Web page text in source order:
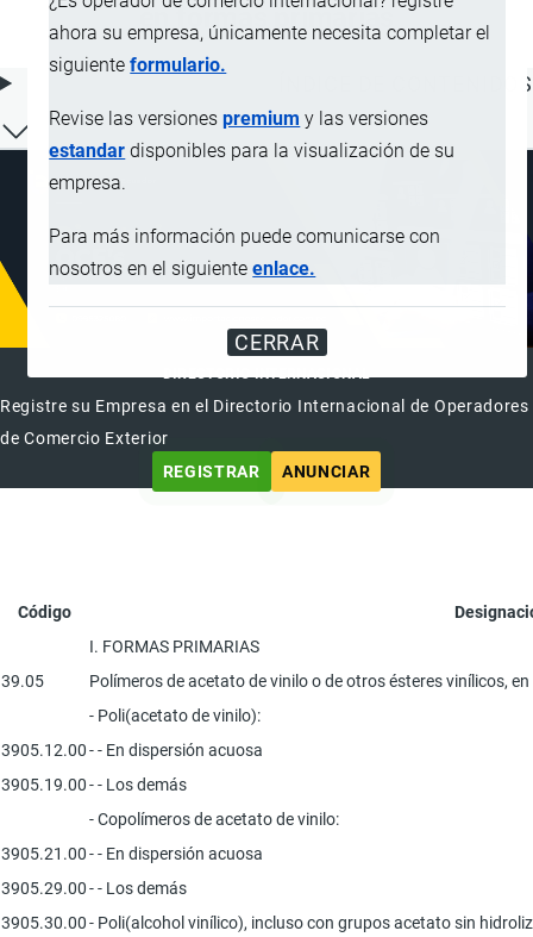
ahora su empresa, únicamente necesita completar el
siguienteformulario.
Revise las versionespremium y las versiones
estandar disponibles para la visualización de su
empresa.
Para más información puede comunicarse con
nosotros en el siguienteenlace.
CERRAR
en formas primarias
ÍNDICE DE CONTENIDOS
DIRECTORIO INTERNACIONAL
Registre su Empresa en el Directorio Internacional de Operadores
de Comercio Exterior
REGISTRAR
ANUNCIAR
Código
I. FORMAS PRIMARIAS
39.05
Polímeros de acetato de vinilo o de otros ésteres vinílicos,
- Poli(acetato de vinilo):
3905.12.00- - En dispersión acuosa
3905.19.00- - Los demás
- Copolímeros de acetato de vinilo:
3905.21.00- - En dispersión acuosa
3905.29.00- - Los demás
3905.30.00- Poli(alcohol vinílico), incluso con grupos acetato sin